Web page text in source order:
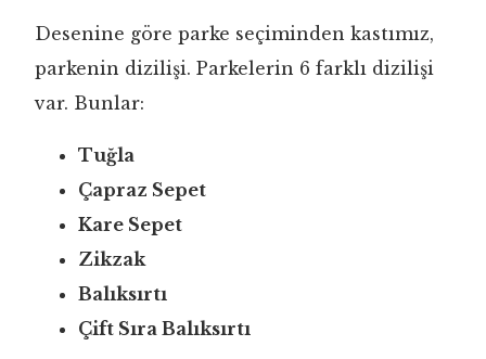
Desenine göre parke seçiminden kastımız,
parkenin dizilişi. Parkelerin 6 farklı dizilişi
var. Bunlar:
Tuğla
Çapraz Sepet
Kare Sepet
Zikzak
Balıksırtı
Çift Sıra Balıksırtı